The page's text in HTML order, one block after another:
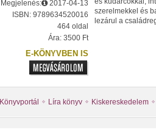
Megjelenés:
2017-04-13
ISBN: 9789634520016
464 oldal
Ára: 3500 Ft
E-KÖNYVBEN IS
szerelmekkel és
lezárul a
Könyvportál Líra könyv Kiskereskedelem